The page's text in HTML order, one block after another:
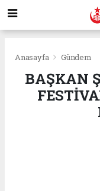
Anasayfa Gündem
BAŞKAN